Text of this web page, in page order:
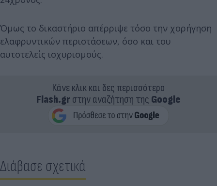
Όμως το δικαστήριο απέρριψε τόσο την χορήγηση
ελαφρυντικών περιστάσεων, όσο και του
αυτοτελείς ισχυρισμούς.
Κάνε κλικ και δες περισσότερο
Flash.grστην αναζήτηση της Google
Διάβασε σχετικά